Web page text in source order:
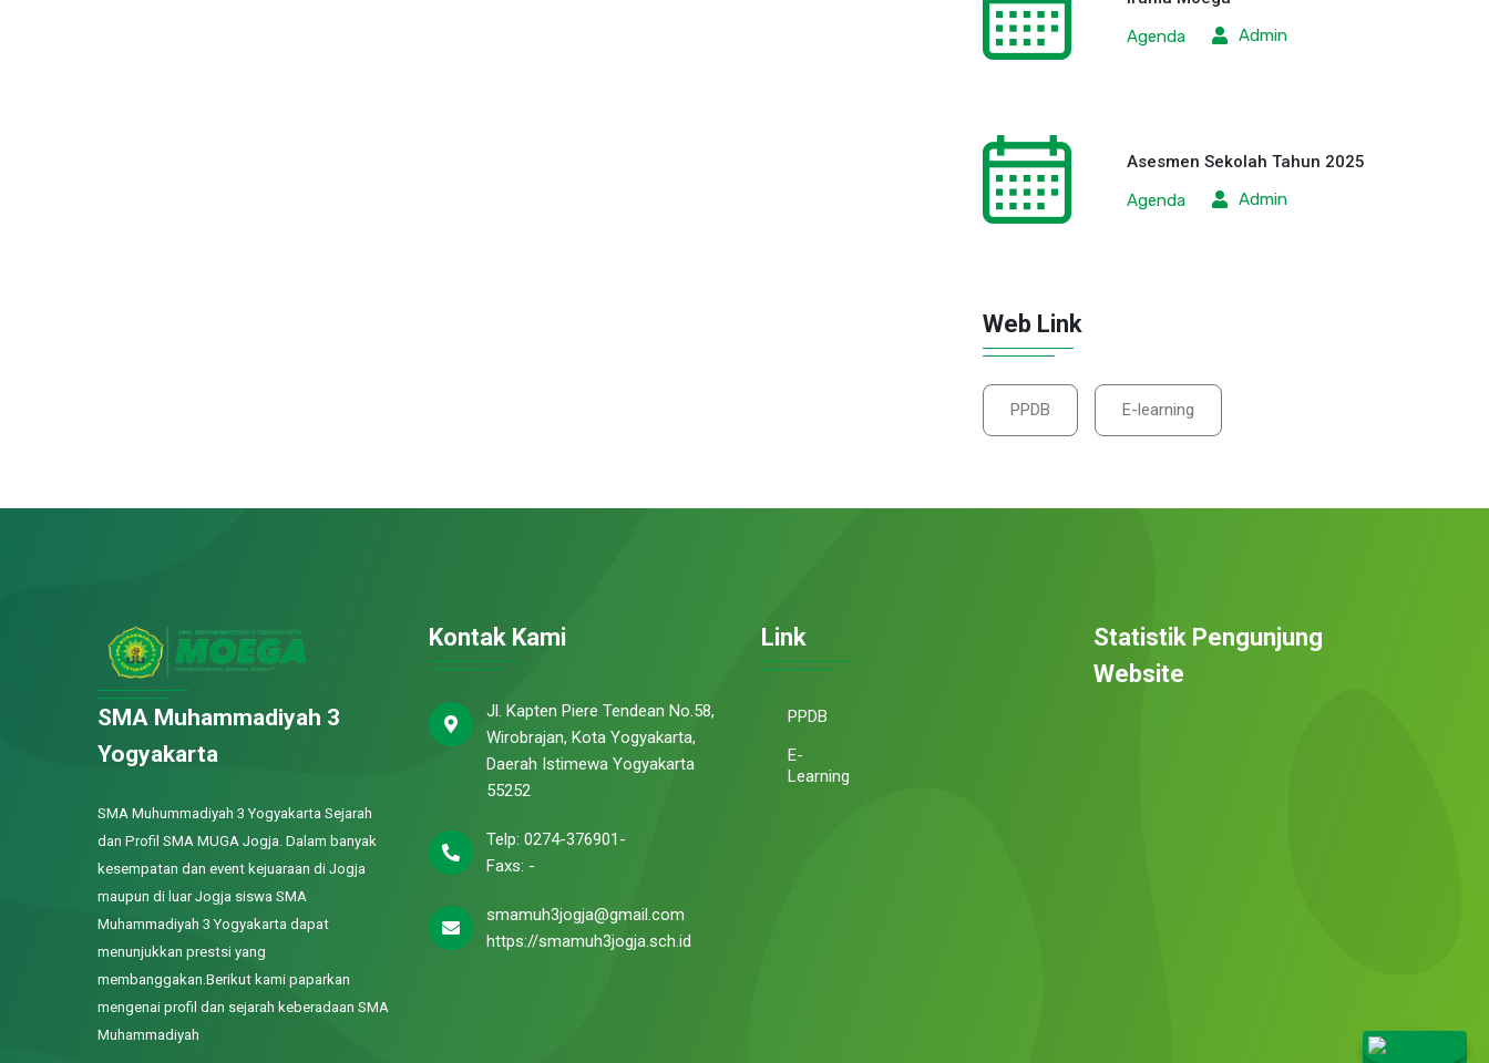
Agenda
Admin
Asesmen Sekolah Tahun 2025
Agenda
Admin
Web Link
PPDB E-learning
SMA Muhammadiyah 3
Yogyakarta
SMA Muhummadiyah 3 Yogyakarta Sejarah
dan Profil SMA MUGA Jogja. Dalam banyak
kesempatan dan event kejuaraan di Jogja
maupun di luar Jogja siswa SMA
Muhammadiyah 3 Yogyakarta dapat
menunjukkan prestsi yang
membanggakan.Berikut kami paparkan
mengenai profil dan sejarah keberadaan SMA
Muhammadiyah
Kontak Kami
Jl. Kapten Piere Tendean No.58,
Wirobrajan, Kota Yogyakarta,
Daerah Istimewa Yogyakarta
55252
Telp: 0274-376901-
Faxs: -
smamuh3jogja@gmail.com
https://smamuh3jogja.sch.id
Link
PPDB
E-
Learning
Statistik Pengunjung
Website